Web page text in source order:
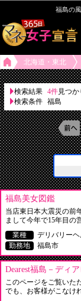
福島の
北海道・東北
検索結果 4件見つか
検索条件 福島
福島美女図鑑
当店東日本大震災の前
まして今年で15年目の
業種
デリバリーヘ
勤務地
福島市
Dearest福島－ディ
このページをご覧いた
でも、お客様がこなけ